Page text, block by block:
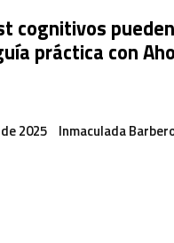
cognitivos
práctica con
2025 Inmaculada